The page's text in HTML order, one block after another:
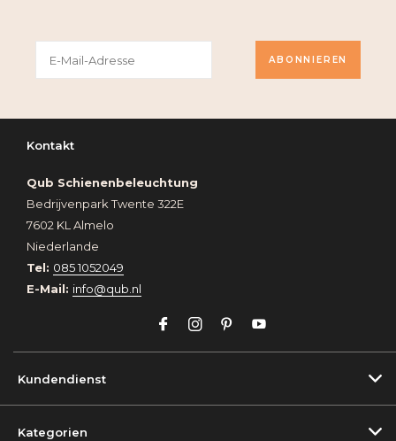
ABONNIEREN
Kontakt
Qub Schienenbeleuchtung
Bedrijvenpark Twente 322E
7602 KL Almelo
Niederlande
Tel: 085 1052049
E-Mail: info@qub.nl
Kundendienst
Kategorien